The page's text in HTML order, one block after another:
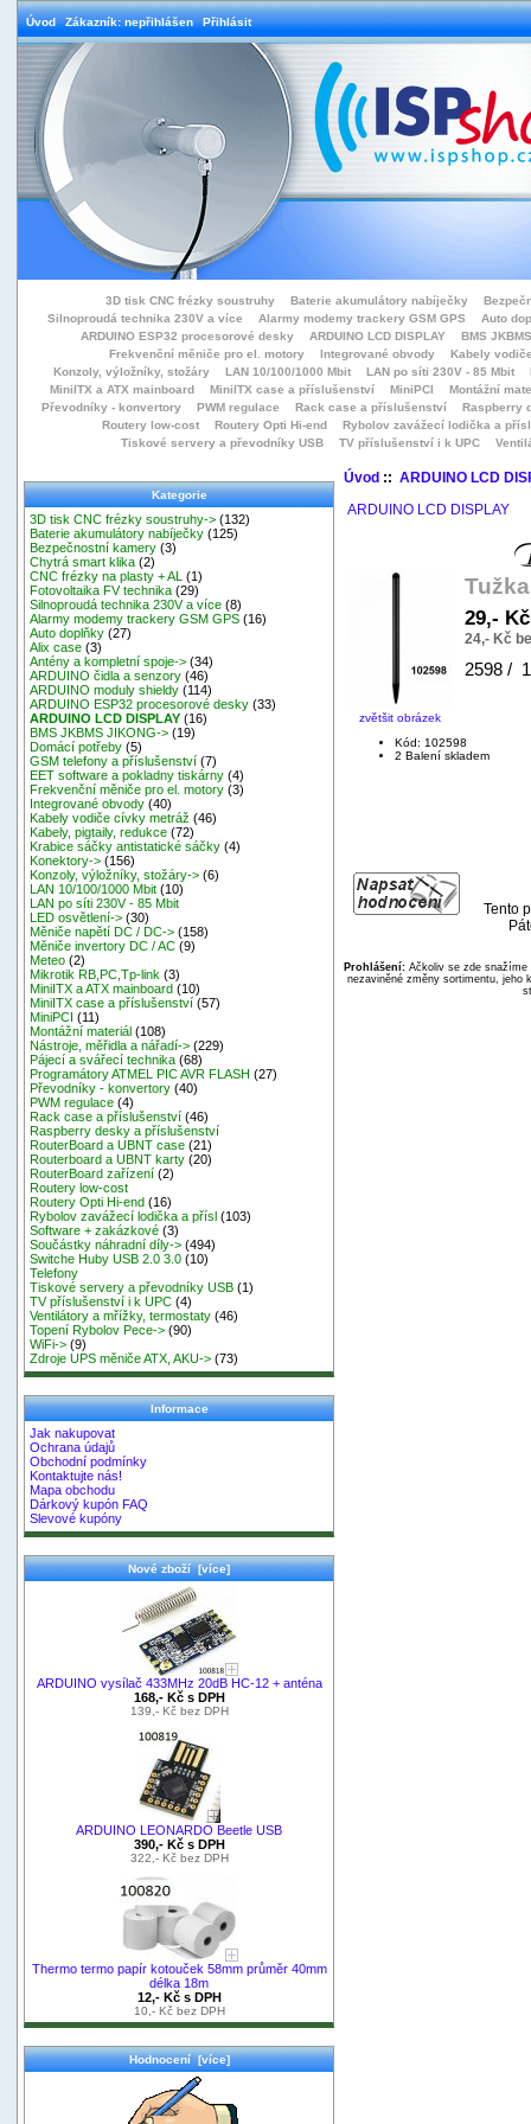
Úvod Zákazník: nepřihlášen Přihlásit
3D tisk CNC frézky soustruhy Baterie akumulátory nabíječky
Silnoproudá technika 230V a více
Alarmy modemy trackery GSM GPS
Auto
ARDUINO ESP32 procesorové desky
ARDUINO LCD DISPLAY
BMS
Frekvenční měniče pro el. motory
Integrované obvody
Kabely
Konzoly, výložníky, stožáry
LAN 10/100/1000 Mbit LAN po síti 230V - 85 Mbit
MiniITX a ATX mainboard
MiniITX case a příslušenství MiniPCI
Montážní
Převodníky - konvertory
PWM regulace Rack case a příslušenství
Raspberry
Routery low-cost
Routery Opti Hi-end
Rybolov zavážecí lodička a přísl
Tiskové servery a převodníky USB
TV příslušenství i k UPC
Kategorie
3D tisk CNC frézky soustruhy-> (132)
Baterie akumulátory nabíječky (125)
Bezpečnostní kamery (3)
Chytrá smart klika (2)
CNC frézky na plasty + AL
(1)
Fotovoltaika FV technika (29)
Silnoproudá technika 230V a více (8)
Alarmy modemy trackery GSM GPS (16)
Auto doplňky (27)
Alix case (3)
Antény a kompletní spoje-> (34)
ARDUINO čidla a senzory (46)
ARDUINO moduly shieldy (114)
ARDUINO ESP32 procesorové desky (33)
ARDUINO LCD DISPLAY (16)
BMS JKBMS JIKONG-> (19)
Domácí potřeby (5)
GSM telefony a příslušenství (7)
EET software a pokladny tiskárny (4)
Frekvenční měniče pro el. motory (3)
Integrované obvody (40)
Kabely vodiče cívky metráž (46)
Kabely, pigtaily, redukce (72)
Krabice sáčky antistatické sáčky (4)
Konektory-> (156)
Konzoly, výložníky, stožáry-> (6)
LAN 10/100/1000 Mbit (10)
LAN po síti 230V - 85 Mbit
LED osvětlení-> (30)
Měniče napětí DC / DC-> (158)
Měniče invertory DC / AC (9)
Meteo (2)
Mikrotik RB,PC,Tp-link (3)
MiniITX a ATX mainboard (10)
MiniITX case a příslušenství (57)
MiniPCI (11)
Montážní materiál (108)
Nástroje, měřidla a nářadí-> (229)
Pájecí a svářecí technika (68)
Programátory ATMEL PIC AVR FLASH (27)
Převodníky - konvertory (40)
PWM regulace (4)
Rack case a příslušenství (46)
Raspberry desky a příslušenství
RouterBoard a UBNT case (21)
Routerboard a UBNT karty (20)
RouterBoard zařízení (2)
Routery low-cost
Routery Opti Hi-end (16)
Rybolov zavážecí lodička a přísl (103)
Software + zakázkové (3)
Součástky náhradní díly-> (494)
Switche Huby USB 2.0 3.0 (10)
Telefony
Tiskové servery a převodníky USB (1)
TV příslušenství i k UPC (4)
Ventilátory a mřížky, termostaty (46)
Topení Rybolov Pece-> (90)
WiFi-> (9)
Zdroje UPS měniče ATX, AKU-> (73)
Informace
Jak nakupovat
Ochrana údajů
Obchodní podmínky
Kontaktujte nás!
Mapa obchodu
Dárkový kupón FAQ
Slevové kupóny
Nové zboží [více]
ARDUINO vysílač 433MHz 20dB HC-12 + anténa
168,- Kč s DPH
139,- Kč bez DPH
ARDUINO LEONARDO Beetle USB
390,- Kč s DPH
322,- Kč bez DPH
Thermo termo papír kotouček 58mm průměr 40mm
délka 18m
12,- Kč s DPH
10,- Kč bez DPH
Hodnocení [více]
Úvod:: ARDUINO LCD
ARDUINO LCD DISPLAY
zvětšit obrázek
29,-
24,- Kč
2598 /
Kód: 102598
2 Balení skladem
Tento
Prohlášení:Ačkoliv se zde snažíme
nezaviněné změny sortimentu, jeho